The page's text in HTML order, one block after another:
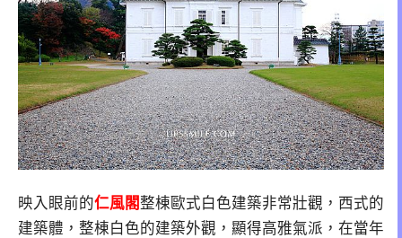
映入眼前的仁風閣整棟歐式白色建築非常壯觀，西式的
建築體，整棟白色的建築外觀，顯得高雅氣派，在當年